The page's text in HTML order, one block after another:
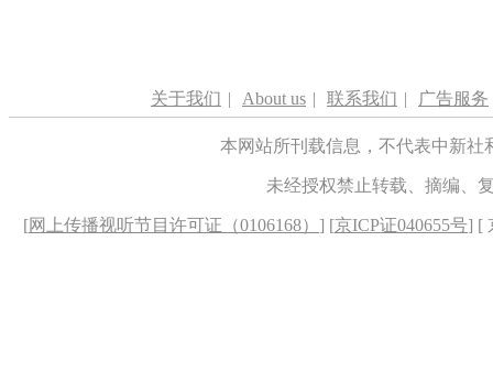
关于我们 | About us | 联系我们 | 广告服务
本网站所刊载信息，不代表中新
未经授权禁止转载、摘编、
[网上传播视听节目许可证（0106168） ] [京ICP证040655号] [